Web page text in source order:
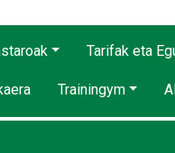
Tarifak eta
Trainingym